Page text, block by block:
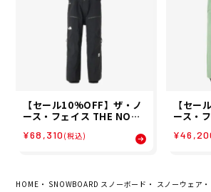
【セール10%OFF】ザ・ノ
ース・フェイス THE NORT
ノーボード ウェア パンツ R
ニセックス 25-26
¥68,310 (税込)
【セー
ース・
ノーボ
ニセッ
HOME SNOWBOARD スノーボード スノーウェア